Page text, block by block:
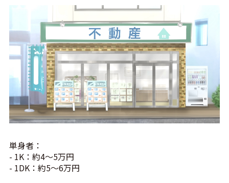
単身者：
- 1K：約4～5万円
- 1DK：約5～6万円